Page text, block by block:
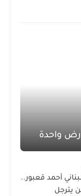
واحدة
أحمد قعبور..
يترجل